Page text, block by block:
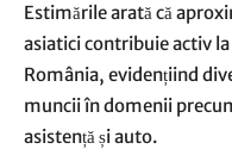
Estimările arată că
asiatici contribuie activ
România, evidențiind
muncii în domenii
asistență și auto.